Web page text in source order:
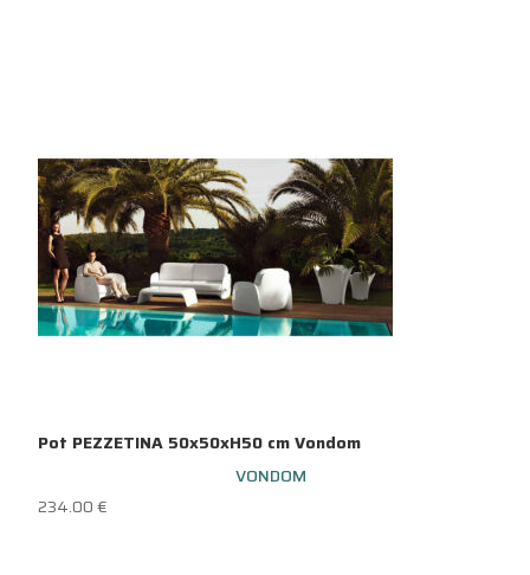
Pot PEZZETINA 50x50xH50 cm Vondom
VONDOM
234.00€